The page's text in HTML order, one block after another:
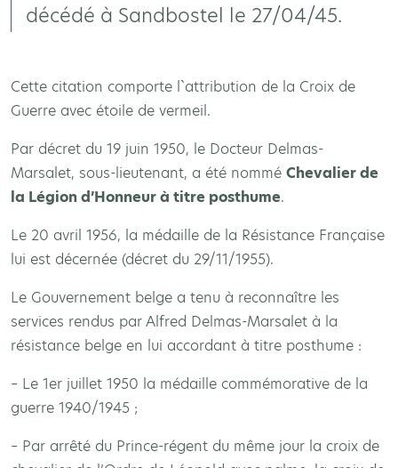
décédé à Sandbostel le 27/04/45.
Cette citation comporte l`attribution de la Croix de
Guerre avec étoile de vermeil.
Par décret du 19 juin 1950, le Docteur Delmas-
Marsalet, sous-lieutenant, a été nommé Chevalier de
la Légion d’Honneur à titre posthume.
Le 20 avril 1956, la médaille de la Résistance Française
lui est décernée (décret du 29/11/1955).
Le Gouvernement belge a tenu à reconnaître les
services rendus par Alfred Delmas-Marsalet à la
résistance belge en lui accordant à titre posthume :
– Le 1er juillet 1950 la médaille commémorative de la
guerre 1940/1945 ;
– Par arrêté du Prince-régent du même jour la croix de